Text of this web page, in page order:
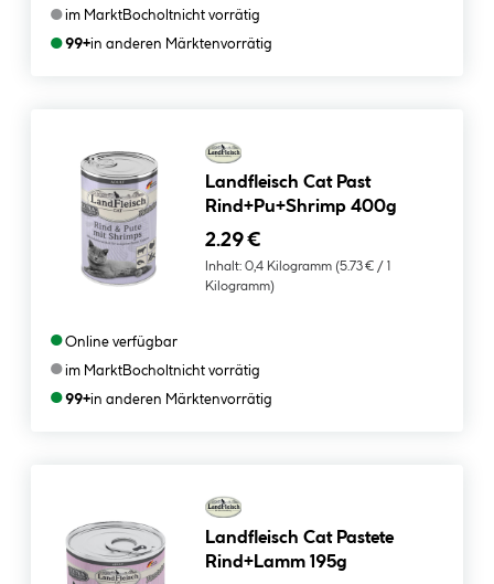
●im MarktBocholtnicht vorrätig
●99+in anderen Märktenvorrätig
Landfleisch Cat Past
Rind+Pu+Shrimp 400g
2.29 €
Inhalt: 0,4 Kilogramm (5.73 € / 1
Kilogramm)
●Online verfügbar
●im MarktBocholtnicht vorrätig
●99+in anderen Märktenvorrätig
Landfleisch Cat Pastete
Rind+Lamm 195g